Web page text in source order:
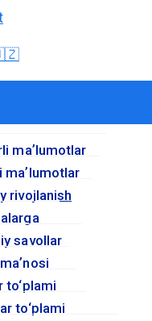
maʼlumotlar
maʼlumotlar
rivojlanish
savollar
to‘plami
to‘plami